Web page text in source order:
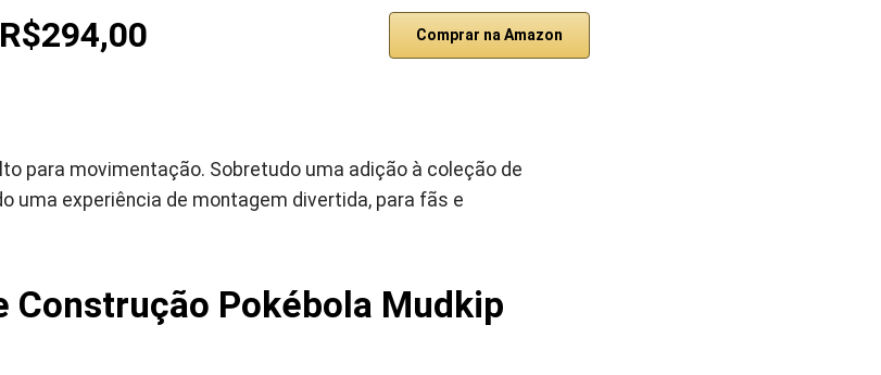
R$294,00 Comprar na Amazon
para movimentação. Sobretudo uma adição à coleção de
uma experiência de montagem divertida, para fãs e
Construção Pokébola Mudkip